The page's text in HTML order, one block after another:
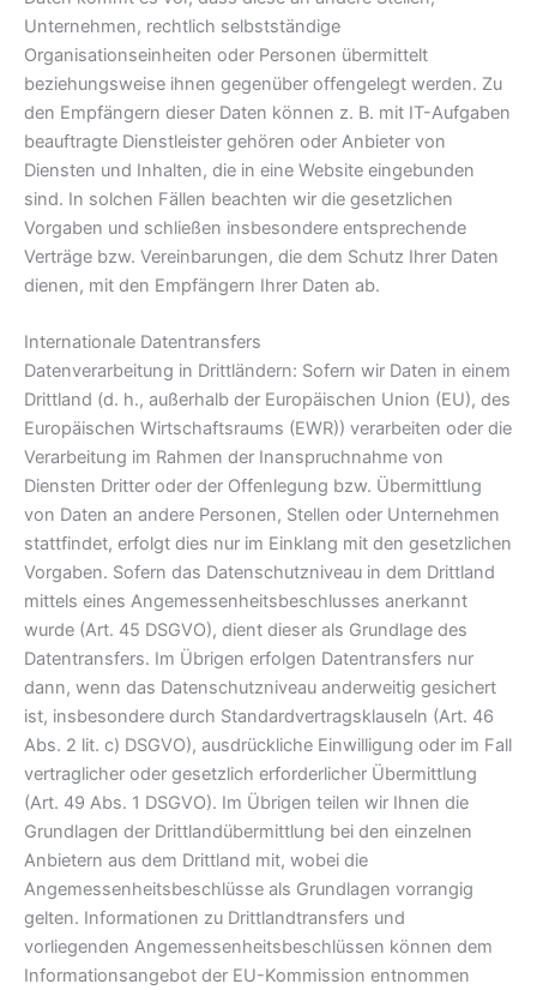
Unternehmen, rechtlich selbstständige
Organisationseinheiten oder Personen übermittelt
beziehungsweise ihnen gegenüber offengelegt werden. Zu
den Empfängern dieser Daten können z. B. mit IT-Aufgaben
beauftragte Dienstleister gehören oder Anbieter von
Diensten und Inhalten, die in eine Website eingebunden
sind. In solchen Fällen beachten wir die gesetzlichen
Vorgaben und schließen insbesondere entsprechende
Verträge bzw. Vereinbarungen, die dem Schutz Ihrer Daten
dienen, mit den Empfängern Ihrer Daten ab.
Internationale Datentransfers
Datenverarbeitung in Drittländern: Sofern wir Daten in einem
Drittland (d. h., außerhalb der Europäischen Union (EU), des
Europäischen Wirtschaftsraums (EWR)) verarbeiten oder die
Verarbeitung im Rahmen der Inanspruchnahme von
Diensten Dritter oder der Offenlegung bzw. Übermittlung
von Daten an andere Personen, Stellen oder Unternehmen
stattfindet, erfolgt dies nur im Einklang mit den gesetzlichen
Vorgaben. Sofern das Datenschutzniveau in dem Drittland
mittels eines Angemessenheitsbeschlusses anerkannt
wurde (Art. 45 DSGVO), dient dieser als Grundlage des
Datentransfers. Im Übrigen erfolgen Datentransfers nur
dann, wenn das Datenschutzniveau anderweitig gesichert
ist, insbesondere durch Standardvertragsklauseln (Art. 46
Abs. 2 lit. c) DSGVO), ausdrückliche Einwilligung oder im Fall
vertraglicher oder gesetzlich erforderlicher Übermittlung
(Art. 49 Abs. 1 DSGVO). Im Übrigen teilen wir Ihnen die
Grundlagen der Drittlandübermittlung bei den einzelnen
Anbietern aus dem Drittland mit, wobei die
Angemessenheitsbeschlüsse als Grundlagen vorrangig
gelten. Informationen zu Drittlandtransfers und
vorliegenden Angemessenheitsbeschlüssen können dem
Informationsangebot der EU-Kommission entnommen